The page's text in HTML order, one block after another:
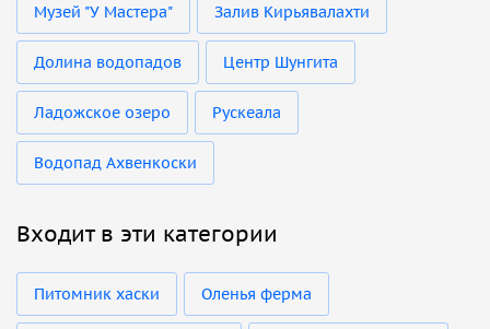
Музей "У Мастера" Залив Кирьявалахти
Долина водопадов Центр Шунгита
Ладожское озеро Рускеала
Водопад Ахвенкоски
Входит в эти категории
Питомник хаски Оленья ферма